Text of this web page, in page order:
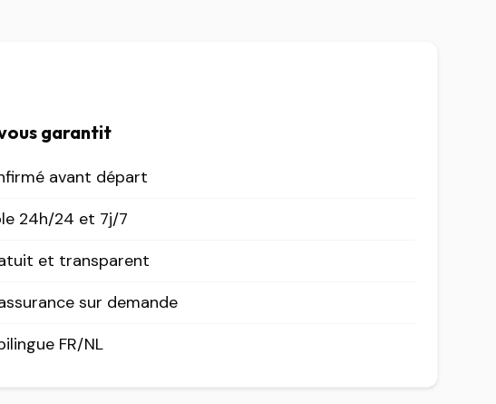
garantit
avant départ
24h/24 et 7j/7
et transparent
sur demande
FR/NL